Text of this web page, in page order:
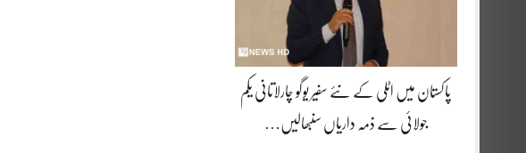
پاکستان میں اٹلی کے نئے سفیر یوگو چارلاتانی یکم
جولائی سے ذمہ داریاں سنبھالیں…